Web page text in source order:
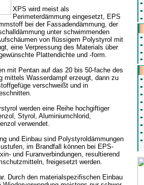
XPS wird meist als
Perimeterdämmung eingesetzt, EPS
bei der Fassadendämmung, der
unter schwimmenden
von flüssigem Polystyrol mit
eine Verpressung des Materials über
Plattendichte und -form.
mit Pentan auf das 20 bis 50-fache des
mittels Wasserdampf erzeugt, dann zu
verschweißt und in
werden eine Reihe hochgiftiger
Styrol, Aluminiumchlorid,
verwendet.
und Einbau sind Polystyroldämmungen
im Brandfall können bei EPS-
und Furanverbindungen, resultierend
freigesetzt werden.
Durch den materialspezifischen Einbau